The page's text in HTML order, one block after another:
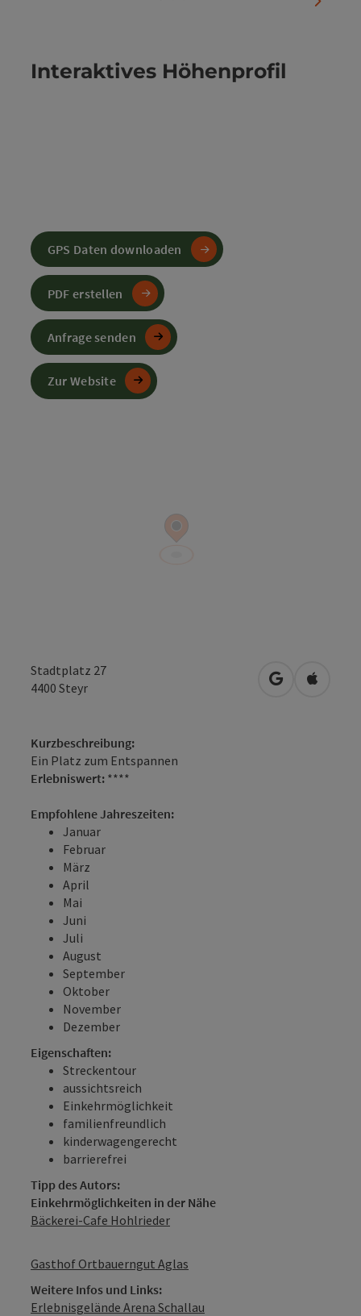
Stadtplatz 27
4400 Steyr in Google
in
Kurzbeschreibung:
Ein Platz zum Entspannen
Erlebniswert: ****
Empfohlene Jahreszeiten:
Januar
Februar
März
April
Mai
Juni
Juli
August
September
Oktober
November
Dezember
Eigenschaften:
Streckentour
aussichtsreich
Einkehrmöglichkeit
familienfreundlich
kinderwagengerecht
barrierefrei
Tipp des Autors:
Einkehrmöglichkeiten in der Nähe
Bäckerei-Cafe Hohlrieder
Gasthof Ortbauerngut Aglas
Weitere Infos und Links:
Erlebnisgelände Arena Schallau
Interaktives Höhenprofil
GPS Daten downloaden
PDF erstellen
Anfrage senden
Zur Website